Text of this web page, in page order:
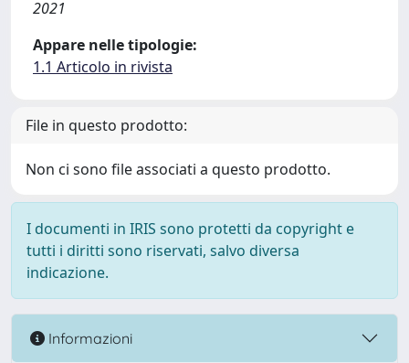
2021
Appare nelle tipologie:
1.1 Articolo in rivista
File in questo prodotto:
Non ci sono file associati a questo prodotto.
I documenti in IRIS sono protetti da copyright e
tutti i diritti sono riservati, salvo diversa
indicazione.
Informazioni